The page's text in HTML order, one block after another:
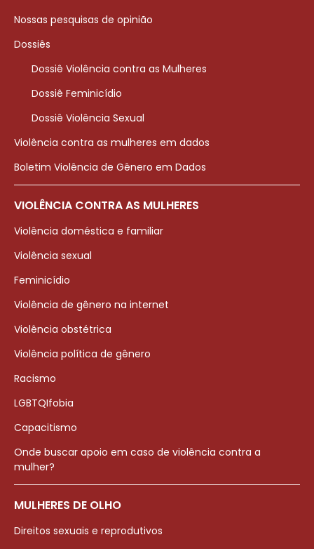
Nossas pesquisas de opinião
Dossiês
Dossiê Violência contra as Mulheres
Dossiê Feminicídio
Dossiê Violência Sexual
Violência contra as mulheres em dados
Boletim Violência de Gênero em Dados
VIOLÊNCIA CONTRA AS MULHERES
Violência doméstica e familiar
Violência sexual
Feminicídio
Violência de gênero na internet
Violência obstétrica
Violência política de gênero
Racismo
LGBTQIfobia
Capacitismo
Onde buscar apoio em caso de violência contra a
mulher?
MULHERES DE OLHO
Direitos sexuais e reprodutivos